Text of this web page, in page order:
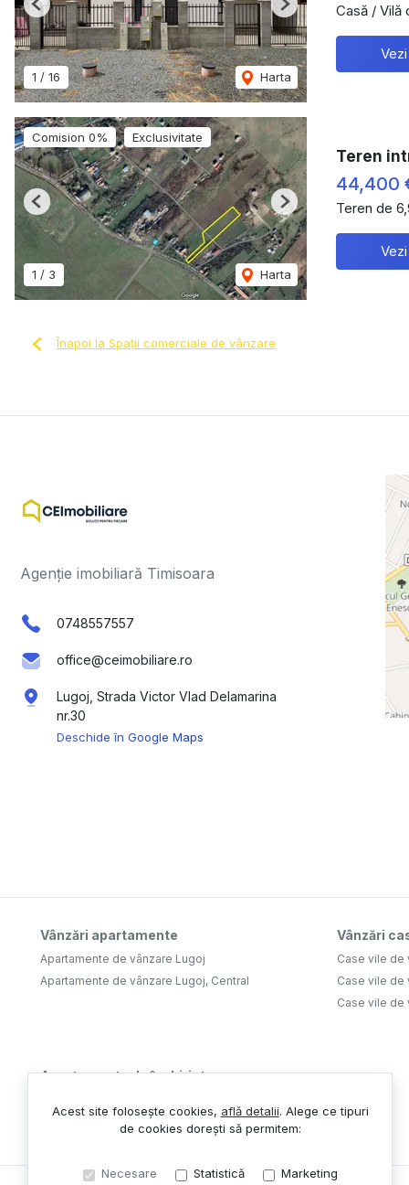
1 / 16 Harta
Previous Next Casă / Vilă
Comision 0% Exclusivitate
1 / 3 Harta
Previous Next
Teren
44,400
Teren de
Înapoi la Spații comerciale de vânzare
Agenție imobiliară Timisoara
0748557557
office@ceimobiliare.ro
Lugoj, Strada Victor Vlad Delamarina
nr.30
Deschide în Google Maps
Vânzări apartamente
Apartamente de vânzare Lugoj
Apartamente de vânzare Lugoj, Central
Vânzări
Case vile de
Case vile de
Case vile de
Apartamente de închiriat
Apartamente de închiriat Lugoj, Central
Acest site folosește cookies, află detalii. Alege ce tipuri
de cookies dorești să permitem:
Necesare Statistică Marketing